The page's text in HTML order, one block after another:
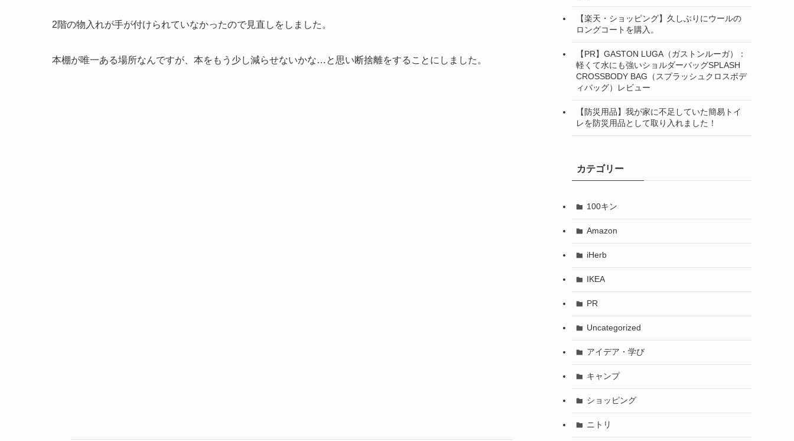
2階の物入れが手が付けられていなかったので見直しをしました。
本棚が唯一ある場所なんですが、本をもう少し減らせないかな…と思い断捨離をすることにしました。
【楽天・ショッピング】久しぶりにウールの
ロングコートを購入。
【PR】GASTON LUGA（ガストンルーガ）：
軽くて水にも強いショルダーバッグSPLASH
CROSSBODY BAG（スプラッシュクロスボデ
ィバッグ）レビュー
【防災用品】我が家に不足していた簡易トイ
レを防災用品として取り入れました！
カテゴリー
100キン
Amazon
iHerb
IKEA
PR
Uncategorized
アイデア・学び
キャンプ
ショッピング
ニトリ